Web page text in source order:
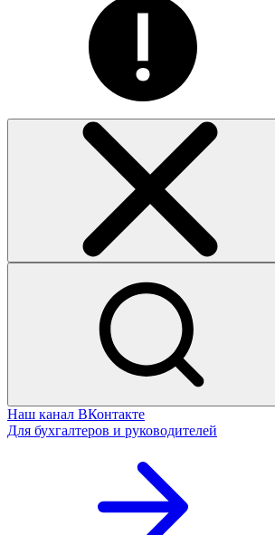
Наш канал ВКонтакте
Для бухгалтеров и руководителей